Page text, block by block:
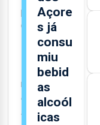
Açore
s já
consu
miu
bebid
as
alcoól
icas
por ilhas -
Corvo,
Faial,
Flores e
Pico -
revela que
o álcool é
a